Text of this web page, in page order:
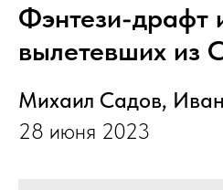
Фэнтези-драфт
вылетевших из
Михаил Садов,
28 июня 2023